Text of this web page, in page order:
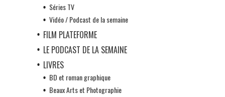
Séries TV
Vidéo / Podcast de la semaine
FILM PLATEFORME
LE PODCAST DE LA SEMAINE
LIVRES
BD et roman graphique
Beaux Arts et Photographie